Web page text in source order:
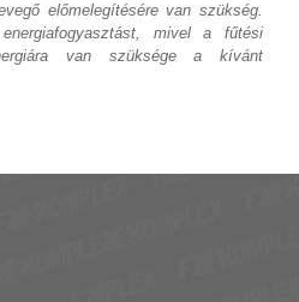
előmelegítésére van szükség.
mivel a fűtési
van szüksége a kívánt